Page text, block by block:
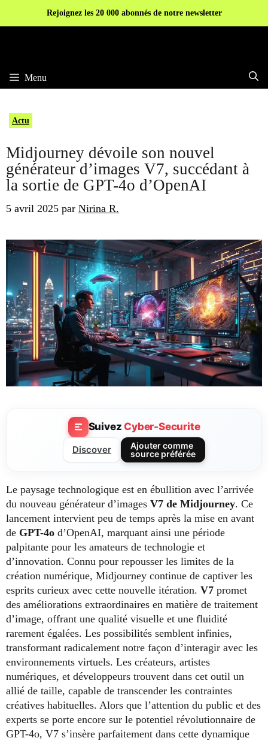
Rejoignez les 20 000 abonnés de notre newsletter
Menu
Actu
Midjourney dévoile son nouvel
générateur d’images V7, succédant à
la sortie de GPT-4o d’OpenAI
5 avril 2025 par Nirina R.
SuivezCyber-Securite
Discover
Ajouter comme
source préférée
Le paysage technologique est en ébullition avec l’arrivée
du nouveau générateur d’images V7 de Midjourney. Ce
lancement intervient peu de temps après la mise en avant
de GPT-4o d’OpenAI, marquant ainsi une période
palpitante pour les amateurs de technologie et
d’innovation. Connu pour repousser les limites de la
création numérique, Midjourney continue de captiver les
esprits curieux avec cette nouvelle itération. V7 promet
des améliorations extraordinaires en matière de traitement
d’image, offrant une qualité visuelle et une fluidité
rarement égalées. Les possibilités semblent infinies,
transformant radicalement notre façon d’interagir avec les
environnements virtuels. Les créateurs, artistes
numériques, et développeurs trouvent dans cet outil un
allié de taille, capable de transcender les contraintes
créatives habituelles. Alors que l’attention du public et des
experts se porte encore sur le potentiel révolutionnaire de
GPT-4o, V7 s’insère parfaitement dans cette dynamique